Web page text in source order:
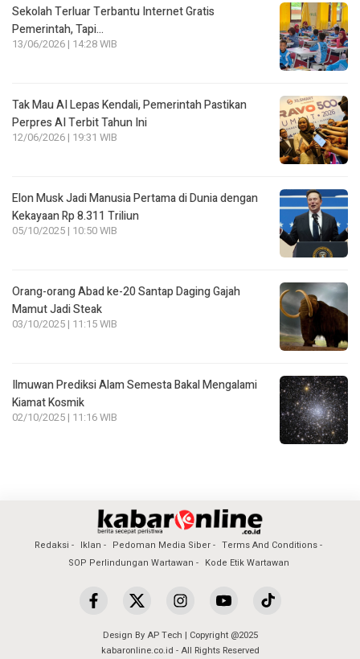
Sekolah Terluar Terbantu Internet Gratis
Pemerintah, Tapi…
13/06/2026 | 14:28 WIB
Tak Mau AI Lepas Kendali, Pemerintah Pastikan
Perpres AI Terbit Tahun Ini
12/06/2026 | 19:31 WIB
Elon Musk Jadi Manusia Pertama di Dunia dengan
Kekayaan Rp 8.311 Triliun
05/10/2025 | 10:50 WIB
Orang-orang Abad ke-20 Santap Daging Gajah
Mamut Jadi Steak
03/10/2025 | 11:15 WIB
Ilmuwan Prediksi Alam Semesta Bakal Mengalami
Kiamat Kosmik
02/10/2025 | 11:16 WIB
Redaksi Iklan Pedoman Media Siber
Terms And Conditions
SOP Perlindungan Wartawan
Kode Etik Wartawan
Design By AP Tech | Copyright @2025
kabaronline.co.id - All Rights Reserved